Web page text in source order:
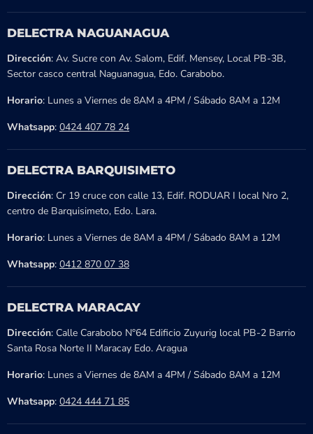
DELECTRA NAGUANAGUA
Dirección: Av. Sucre con Av. Salom, Edif. Mensey, Local PB-3B,
Sector casco central Naguanagua, Edo. Carabobo.
Horario: Lunes a Viernes de 8AM a 4PM / Sábado 8AM a 12M
Whatsapp: 0424 407 78 24
DELECTRA BARQUISIMETO
Dirección: Cr 19 cruce con calle 13, Edif. RODUAR I local Nro 2,
centro de Barquisimeto, Edo. Lara.
Horario: Lunes a Viernes de 8AM a 4PM / Sábado 8AM a 12M
Whatsapp: 0412 870 07 38
DELECTRA MARACAY
Dirección: Calle Carabobo N°64 Edificio Zuyurig local PB-2 Barrio
Santa Rosa Norte II Maracay Edo. Aragua
Horario: Lunes a Viernes de 8AM a 4PM / Sábado 8AM a 12M
Whatsapp: 0424 444 71 85